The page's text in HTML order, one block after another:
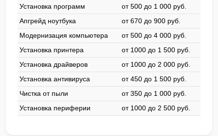
Установка программ
от 500 до 1 000 pyб.
Апгрейд ноутбука
от 670 до 900 pyб.
Модернизация компьютера
от 500 до 4 000 pyб.
Установка принтера
от 1000 до 1 500 pyб.
Установка драйверов
от 1000 до 2 000 pyб.
Установка антивируса
от 450 до 1 500 pyб.
Чистка от пыли
от 350 до 1 000 pyб.
Установка периферии
от 1000 до 2 500 pyб.